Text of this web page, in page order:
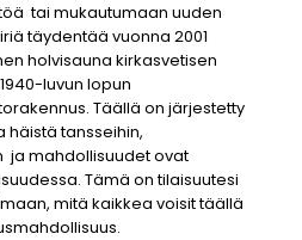
 tai mukautumaan uuden
täydentää vuonna 2001
holvisauna kirkasvetisen
luvun lopun
Täällä on järjestetty
häistä tansseihin,
ja mahdollisuudet ovat
Tämä on tilaisuutesi 
mitä kaikkea voisit täällä